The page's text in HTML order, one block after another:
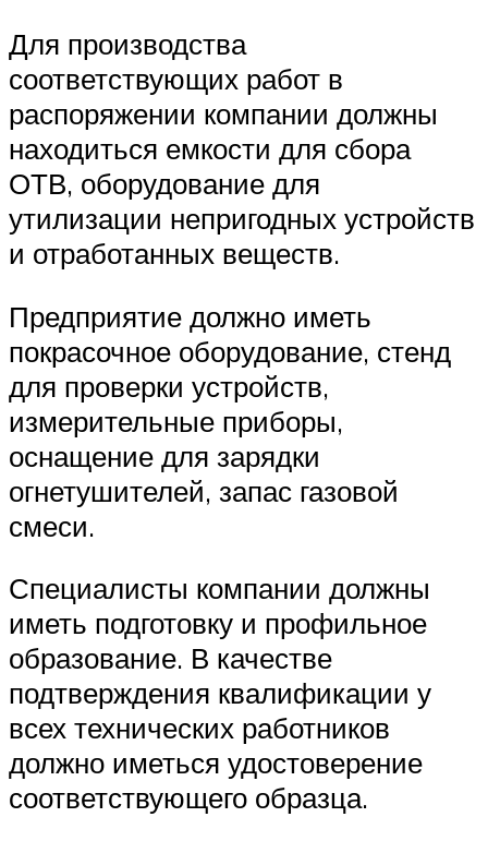
Для производства
соответствующих работ в
распоряжении компании должны
находиться емкости для сбора
ОТВ, оборудование для
утилизации непригодных устройств
и отработанных веществ.
Предприятие должно иметь
покрасочное оборудование, стенд
для проверки устройств,
измерительные приборы,
оснащение для зарядки
огнетушителей, запас газовой
смеси.
Специалисты компании должны
иметь подготовку и профильное
образование. В качестве
подтверждения квалификации у
всех технических работников
должно иметься удостоверение
соответствующего образца.